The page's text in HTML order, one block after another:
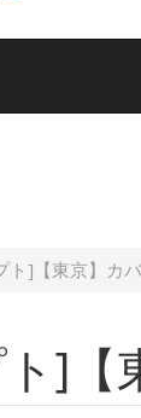
ト]【東京】カ
]【